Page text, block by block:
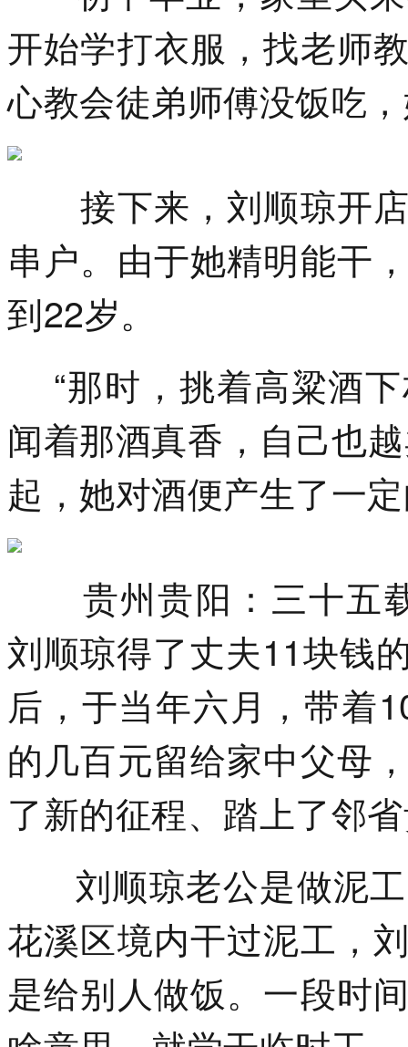
开始学打衣服，找老师
心教会徒弟师傅没饭吃
接下来，刘顺琼开店
串户。由于她精明能干
到22岁。
“那时，挑着高粱酒
闻着那酒真香，自己也
起，她对酒便产生了一
贵州贵阳：三十五
刘顺琼得了丈夫11块钱
后，于当年六月，带着
的几百元留给家中父母
了新的征程、踏上了邻
刘顺琼老公是做泥工
花溪区境内干过泥工，
是给别人做饭。一段时